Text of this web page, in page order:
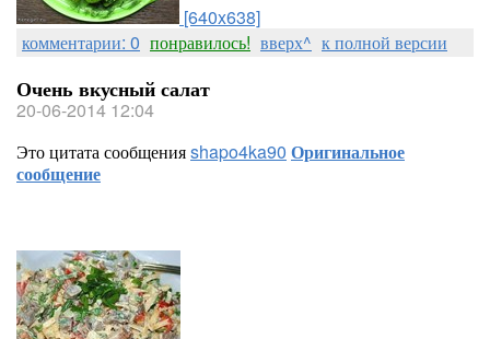
[640x638]
комментарии: 0 понравилось! вверх^ к полной версии
Очень вкусный салат
20-06-2014 12:04
Это цитата сообщенияshapo4ka90 Оригинальное
сообщение